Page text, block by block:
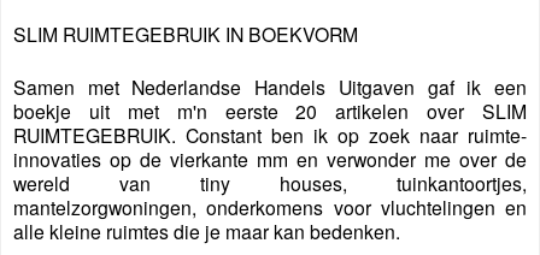
SLIM RUIMTEGEBRUIK IN BOEKVORM
Samen met Nederlandse Handels Uitgaven gaf ik een
boekje uit met m'n eerste 20 artikelen over SLIM
RUIMTEGEBRUIK. Constant ben ik op zoek naar ruimte-
innovaties op de vierkante mm en verwonder me over de
wereld van tiny houses, tuinkantoortjes,
mantelzorgwoningen, onderkomens voor vluchtelingen en
alle kleine ruimtes die je maar kan bedenken.